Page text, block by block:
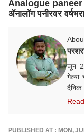
Analogue paneer
ॲनालॉग पनीरवर
जून
गेल्या
दैनिक
PUBLISHED AT : MON,